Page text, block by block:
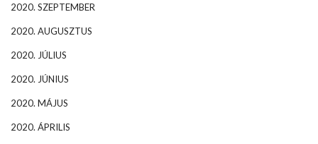
2020. SZEPTEMBER
2020. AUGUSZTUS
2020. JÚLIUS
2020. JÚNIUS
2020. MÁJUS
2020. ÁPRILIS